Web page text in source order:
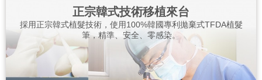
正宗韓式技術移植來台
採用正宗韓式植髮技術，使用100%韓國專利拋棄式TFDA植髮
筆，精準、安全、零感染。